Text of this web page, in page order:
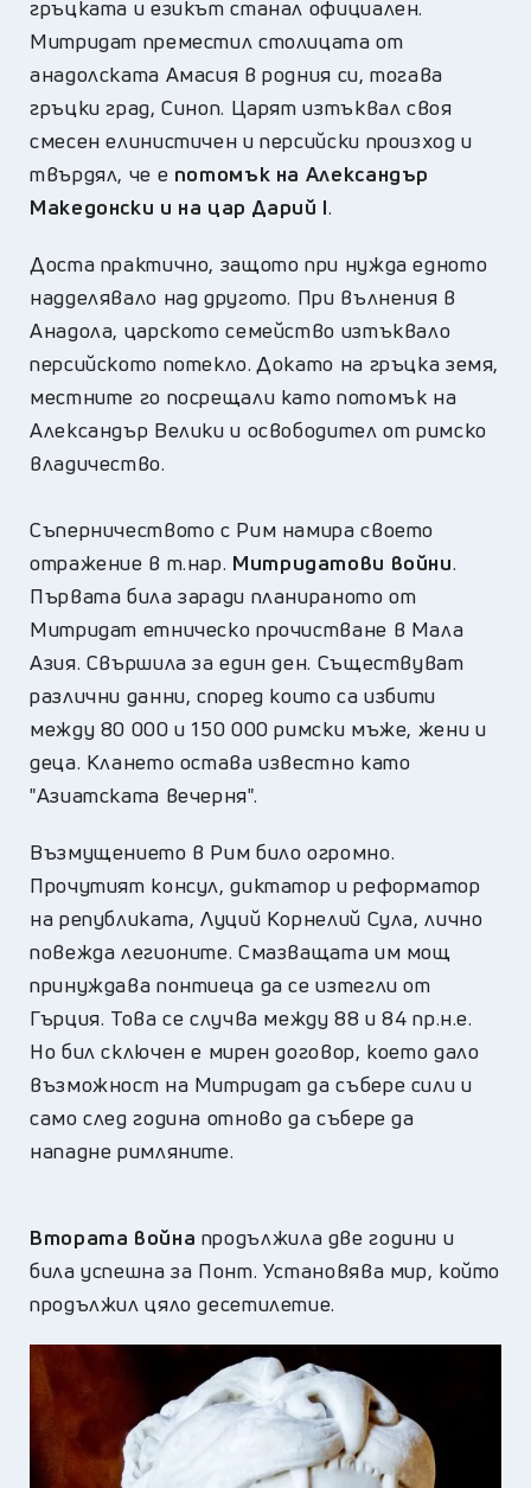
гръцката и езикът станал официален.
Митридат преместил столицата от
анадолската Амасия в родния си, тогава
гръцки град, Синоп. Царят изтъквал своя
смесен елинистичен и персийски произход и
твърдял, че е потомък на Александър
Македонски и на цар Дарий I.
Доста практично, защото при нужда едното
надделявало над другото. При вълнения в
Анадола, царското семейство изтъквало
персийското потекло. Докато на гръцка земя,
местните го посрещали като потомък на
Александър Велики и освободител от римско
владичество.
Съперничеството с Рим намира своето
отражение в т.нар. Митридатови войни.
Първата била заради планираното от
Митридат етническо прочистване в Мала
Азия. Свършила за един ден. Съществуват
различни данни, според които са избити
между 80 000 и 150 000 римски мъже, жени и
деца. Клането остава известно като
"Азиатската вечерня".
Възмущението в Рим било огромно.
Прочутият консул, диктатор и реформатор
на републиката, Луций Корнелий Сула, лично
повежда легионите. Смазващата им мощ
принуждава понтиеца да се изтегли от
Гърция. Това се случва между 88 и 84 пр.н.е.
Но бил сключен е мирен договор, което дало
възможност на Митридат да събере сили и
само след година отново да събере да
нападне римляните.
Втората война продължила две години и
била успешна за Понт. Установява мир, който
продължил цяло десетилетие.